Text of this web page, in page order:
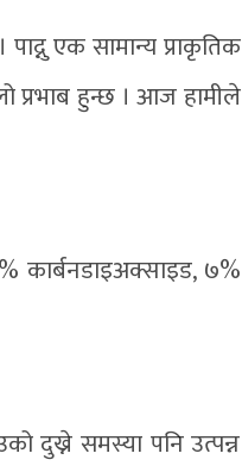
एक सामान्य प्राकृतिक
प्रभाब हुन्छ । आज हामीले
कार्बनडाइअक्साइड, ७%
दुख्ने समस्या पनि उत्पन्न